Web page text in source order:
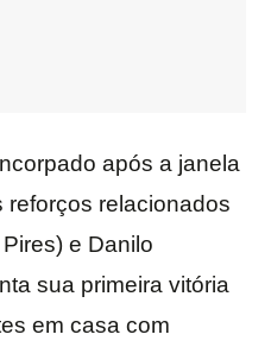
após a janela
reforços relacionados
e Danilo
sua primeira vitória
em casa com